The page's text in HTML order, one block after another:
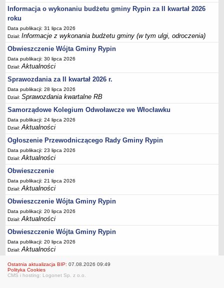
przestrzennego
Dane przestrzenne - MPZP
Stałe obwody głosowania, numery, granice oraz siedziby
obwodowych komisji wyborczych, opis granic okręgów wyborczych
Plan ogólny gminy Rypin
FINANSE GMINY
Budżet
Zmiany budżetu
Wieloletnia Prognoza Finansowa
Majątek gminy
Majątek jednostek organizacyjnych
Dług publiczny
Realizacja inwestycji
Sprawozdania z wykonania budżetu
Sprawozdania kwartalne RB
Sprawozdania finansowe
Informacje z wykonania budżetu gminy (w tym ulgi, odroczenia)
Interpretacje indywidualne
SPRAWY DO ZAŁATWIENIA
BUDOWA PRZYDOMOWYCH OCZYSZCZALNI ŚCIEKÓW -
DOFINANSOWANIE
Preferencyjny zakup węgla
Wykaz spraw
Informacja o wykonaniu budżetu gminy Rypin za II kwartał 2026
roku
Data publikacji: 31 lipca 2026
Dział:Informacje z wykonania budżetu gminy (w tym ulgi, odroczenia)
Obwieszczenie Wójta Gminy Rypin
Data publikacji: 30 lipca 2026
Dział:Aktualności
Sprawozdania za II kwartał 2026 r.
Data publikacji: 28 lipca 2026
Dział:Sprawozdania kwartalne RB
Samorządowe Kolegium Odwoławcze we Włocławku
Data publikacji: 24 lipca 2026
Dział:Aktualności
Ogłoszenie Przewodniczącego Rady Gminy Rypin
Data publikacji: 23 lipca 2026
Dział:Aktualności
Obwieszczenie
Data publikacji: 21 lipca 2026
Dział:Aktualności
Obwieszczenie Wójta Gminy Rypin
Data publikacji: 20 lipca 2026
Dział:Aktualności
Obwieszczenie Wójta Gminy Rypin
Data publikacji: 20 lipca 2026
Dział:Aktualności
Ostatnia aktualizacja BIP: 07.08.2026 09:49
Polityka Cookies
CMS i hosting: Logonet Sp. z o.o.